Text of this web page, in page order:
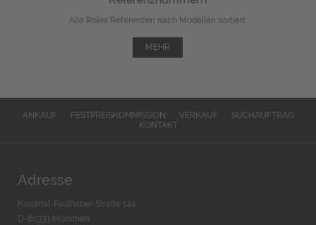
Alle Rolex Referenzen nach Modellen sortiert.
MEHR
ANKAUF FESTPREISKOMMISSION VERKAUF
SUCHAUFTRAG
KONTAKT
Adresse
Kardinal-Faulhaber-Straße 14a
D-80333 München